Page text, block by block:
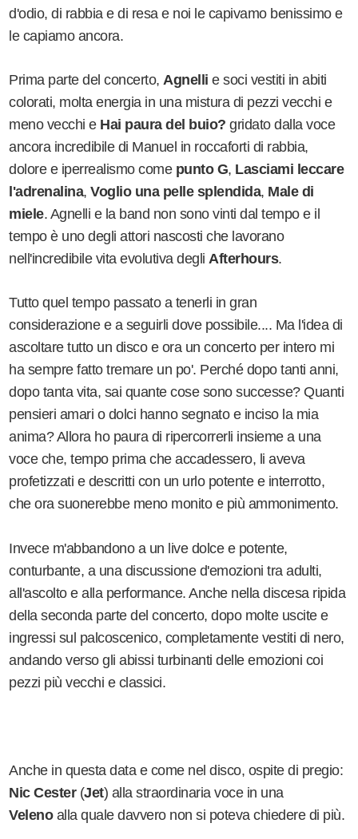
d'odio, di rabbia e di resa e noi le capivamo benissimo e
le capiamo ancora.
Prima parte del concerto, Agnelli e soci vestiti in abiti
colorati, molta energia in una mistura di pezzi vecchi e
meno vecchi e Hai paura del buio? gridato dalla voce
ancora incredibile di Manuel in roccaforti di rabbia,
dolore e iperrealismo come punto G, Lasciami leccare
l'adrenalina,Voglio una pelle splendida, Male di
miele. Agnelli e la band non sono vinti dal tempo e il
tempo è uno degli attori nascosti che lavorano
nell'incredibile vita evolutiva degli Afterhours.
Tutto quel tempo passato a tenerli in gran
considerazione e a seguirli dove possibile.... Ma l'idea di
ascoltare tutto un disco e ora un concerto per intero mi
ha sempre fatto tremare un po'. Perché dopo tanti anni,
dopo tanta vita, sai quante cose sono successe? Quanti
pensieri amari o dolci hanno segnato e inciso la mia
anima? Allora ho paura di ripercorrerli insieme a una
voce che, tempo prima che accadessero, li aveva
profetizzati e descritti con un urlo potente e interrotto,
che ora suonerebbe meno monito e più ammonimento.
Invece m'abbandono a un live dolce e potente,
conturbante, a una discussione d'emozioni tra adulti,
all'ascolto e alla performance. Anche nella discesa ripida
della seconda parte del concerto, dopo molte uscite e
ingressi sul palcoscenico, completamente vestiti di nero,
andando verso gli abissi turbinanti delle emozioni coi
pezzi più vecchi e classici.
Anche in questa data e come nel disco, ospite di pregio:
Nic Cester(Jet) alla straordinaria voce in una
Velenoalla quale davvero non si poteva chiedere di più.